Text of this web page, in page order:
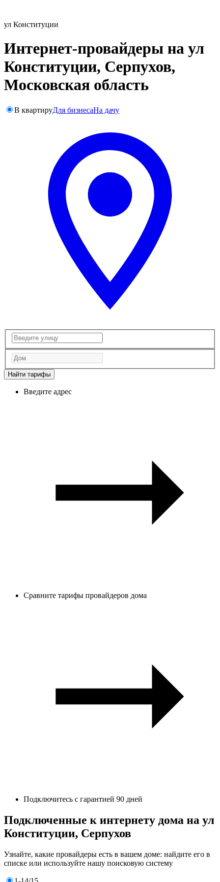
ул Конституции
Интернет-провайдеры на ул
Конституции, Серпухов,
Московская область
В квартируДля бизнесаНа дачу
Найти тарифы
Введите адрес
Сравните тарифы провайдеров дома
Подключитесь с гарантией 90 дней
Подключенные к интернету дома на ул
Конституции, Серпухов
Узнайте, какие провайдеры есть в вашем доме: найдите его в
списке или используйте нашу поисковую систему